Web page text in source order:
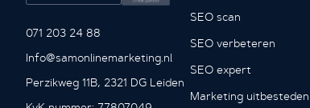
071 203 24 88
Info@samonlinemarketing.nl
Perzikweg 11B, 2321 DG Leiden
SEO scan
SEO verbeteren
SEO expert
Marketing uitbesteden